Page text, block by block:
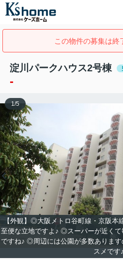
この物件の募集は終
淀川パークハウス2号棟
-
【外観】◎大阪メトロ谷町線・京阪本
至便な立地ですよ♪ ◎スーパーが近く
ですね♪ ◎周辺には公園が多数ありま
スメです♪
1/5